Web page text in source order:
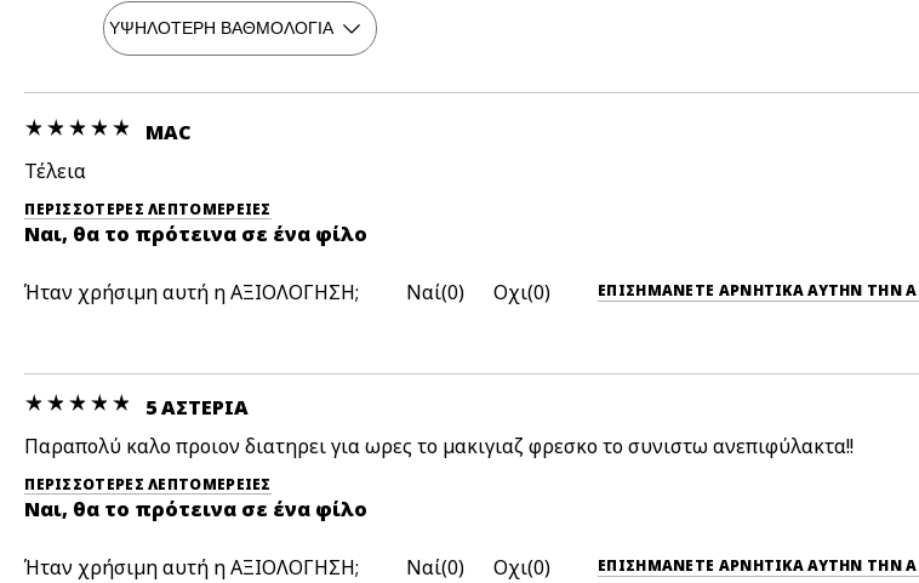
ΜΑC
Τέλεια
ΠΕΡΙΣΣΌΤΕΡΕΣ ΛΕΠΤΟΜΈΡΕΙΕΣ
Ναι, θα το πρότεινα σε ένα φίλο
Ήταν χρήσιμη αυτή η ΑΞΙΟΛΟΓΗΣΗ; 0 0 ΕΠΙΣΗΜΆΝΕΤΕ ΑΡΝΗΤΙΚΆ
5 ΑΣΤΕΡΙΑ
Παραπολύ καλο προιον διατηρει για ωρες το μακιγιαζ φρεσκο το συνιστω ανεπιφύλακτα!!
ΠΕΡΙΣΣΌΤΕΡΕΣ ΛΕΠΤΟΜΈΡΕΙΕΣ
Ναι, θα το πρότεινα σε ένα φίλο
Ήταν χρήσιμη αυτή η ΑΞΙΟΛΟΓΗΣΗ; 0 0 ΕΠΙΣΗΜΆΝΕΤΕ ΑΡΝΗΤΙΚΆ